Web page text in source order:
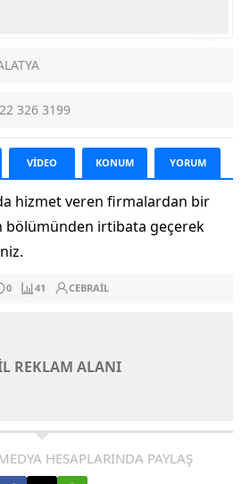
326 3199
VİDEO KONUM YORUM
hizmet veren firmalardan bir
bölümünden irtibata geçerek
0 41 CEBRAIL
REKLAM ALANI
HESAPLARINDA PAYLAŞ